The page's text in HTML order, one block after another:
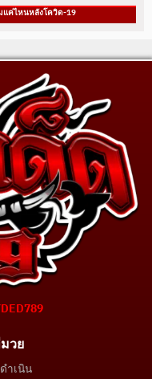
แค่ไหนหลังโควิด-19
วย
ำเนิน